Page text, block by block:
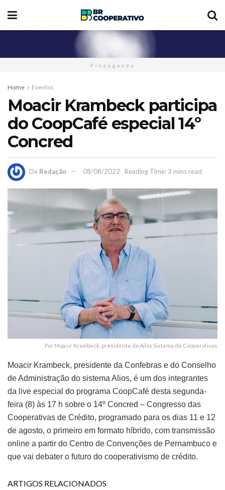
Propaganda
Home Eventos
Moacir Krambeck participa
do CoopCafé especial 14º
Concred
De Redação 08/08/2022 Reading Time: 3 mins read
Por Moacir Krambeck, presidente do Ailos Sistema de Cooperativas
Moacir Krambeck, presidente da Confebras e do Conselho
de Administração do sistema Alios, é um dos integrantes
da live especial do programa CoopCafé desta segunda-
feira (8) às 17 h sobre o 14º Concred – Congresso das
Cooperativas de Crédito, programado para os dias 11 e 12
de agosto, o primeiro em formato híbrido, com transmissão
online a partir do Centro de Convenções de Pernambuco e
que vai debater o futuro do cooperativismo de crédito.
ARTIGOS RELACIONADOS